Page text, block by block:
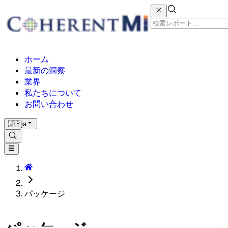
ホーム
最新の洞察
業界
私たちについて
お問い合わせ
🇯🇵ja
パッケージ